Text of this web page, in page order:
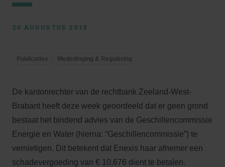
20 AUGUSTUS 2013
Publicaties Mededinging & Regulering
De kantonrechter van de rechtbank Zeeland-West-
Brabant heeft deze week geoordeeld dat er geen grond
bestaat het bindend advies van de Geschillencommissie
Energie en Water (hierna: “Geschillencommissie”) te
vernietigen. Dit betekent dat Enexis haar afnemer een
schadevergoeding van € 10.676 dient te betalen.